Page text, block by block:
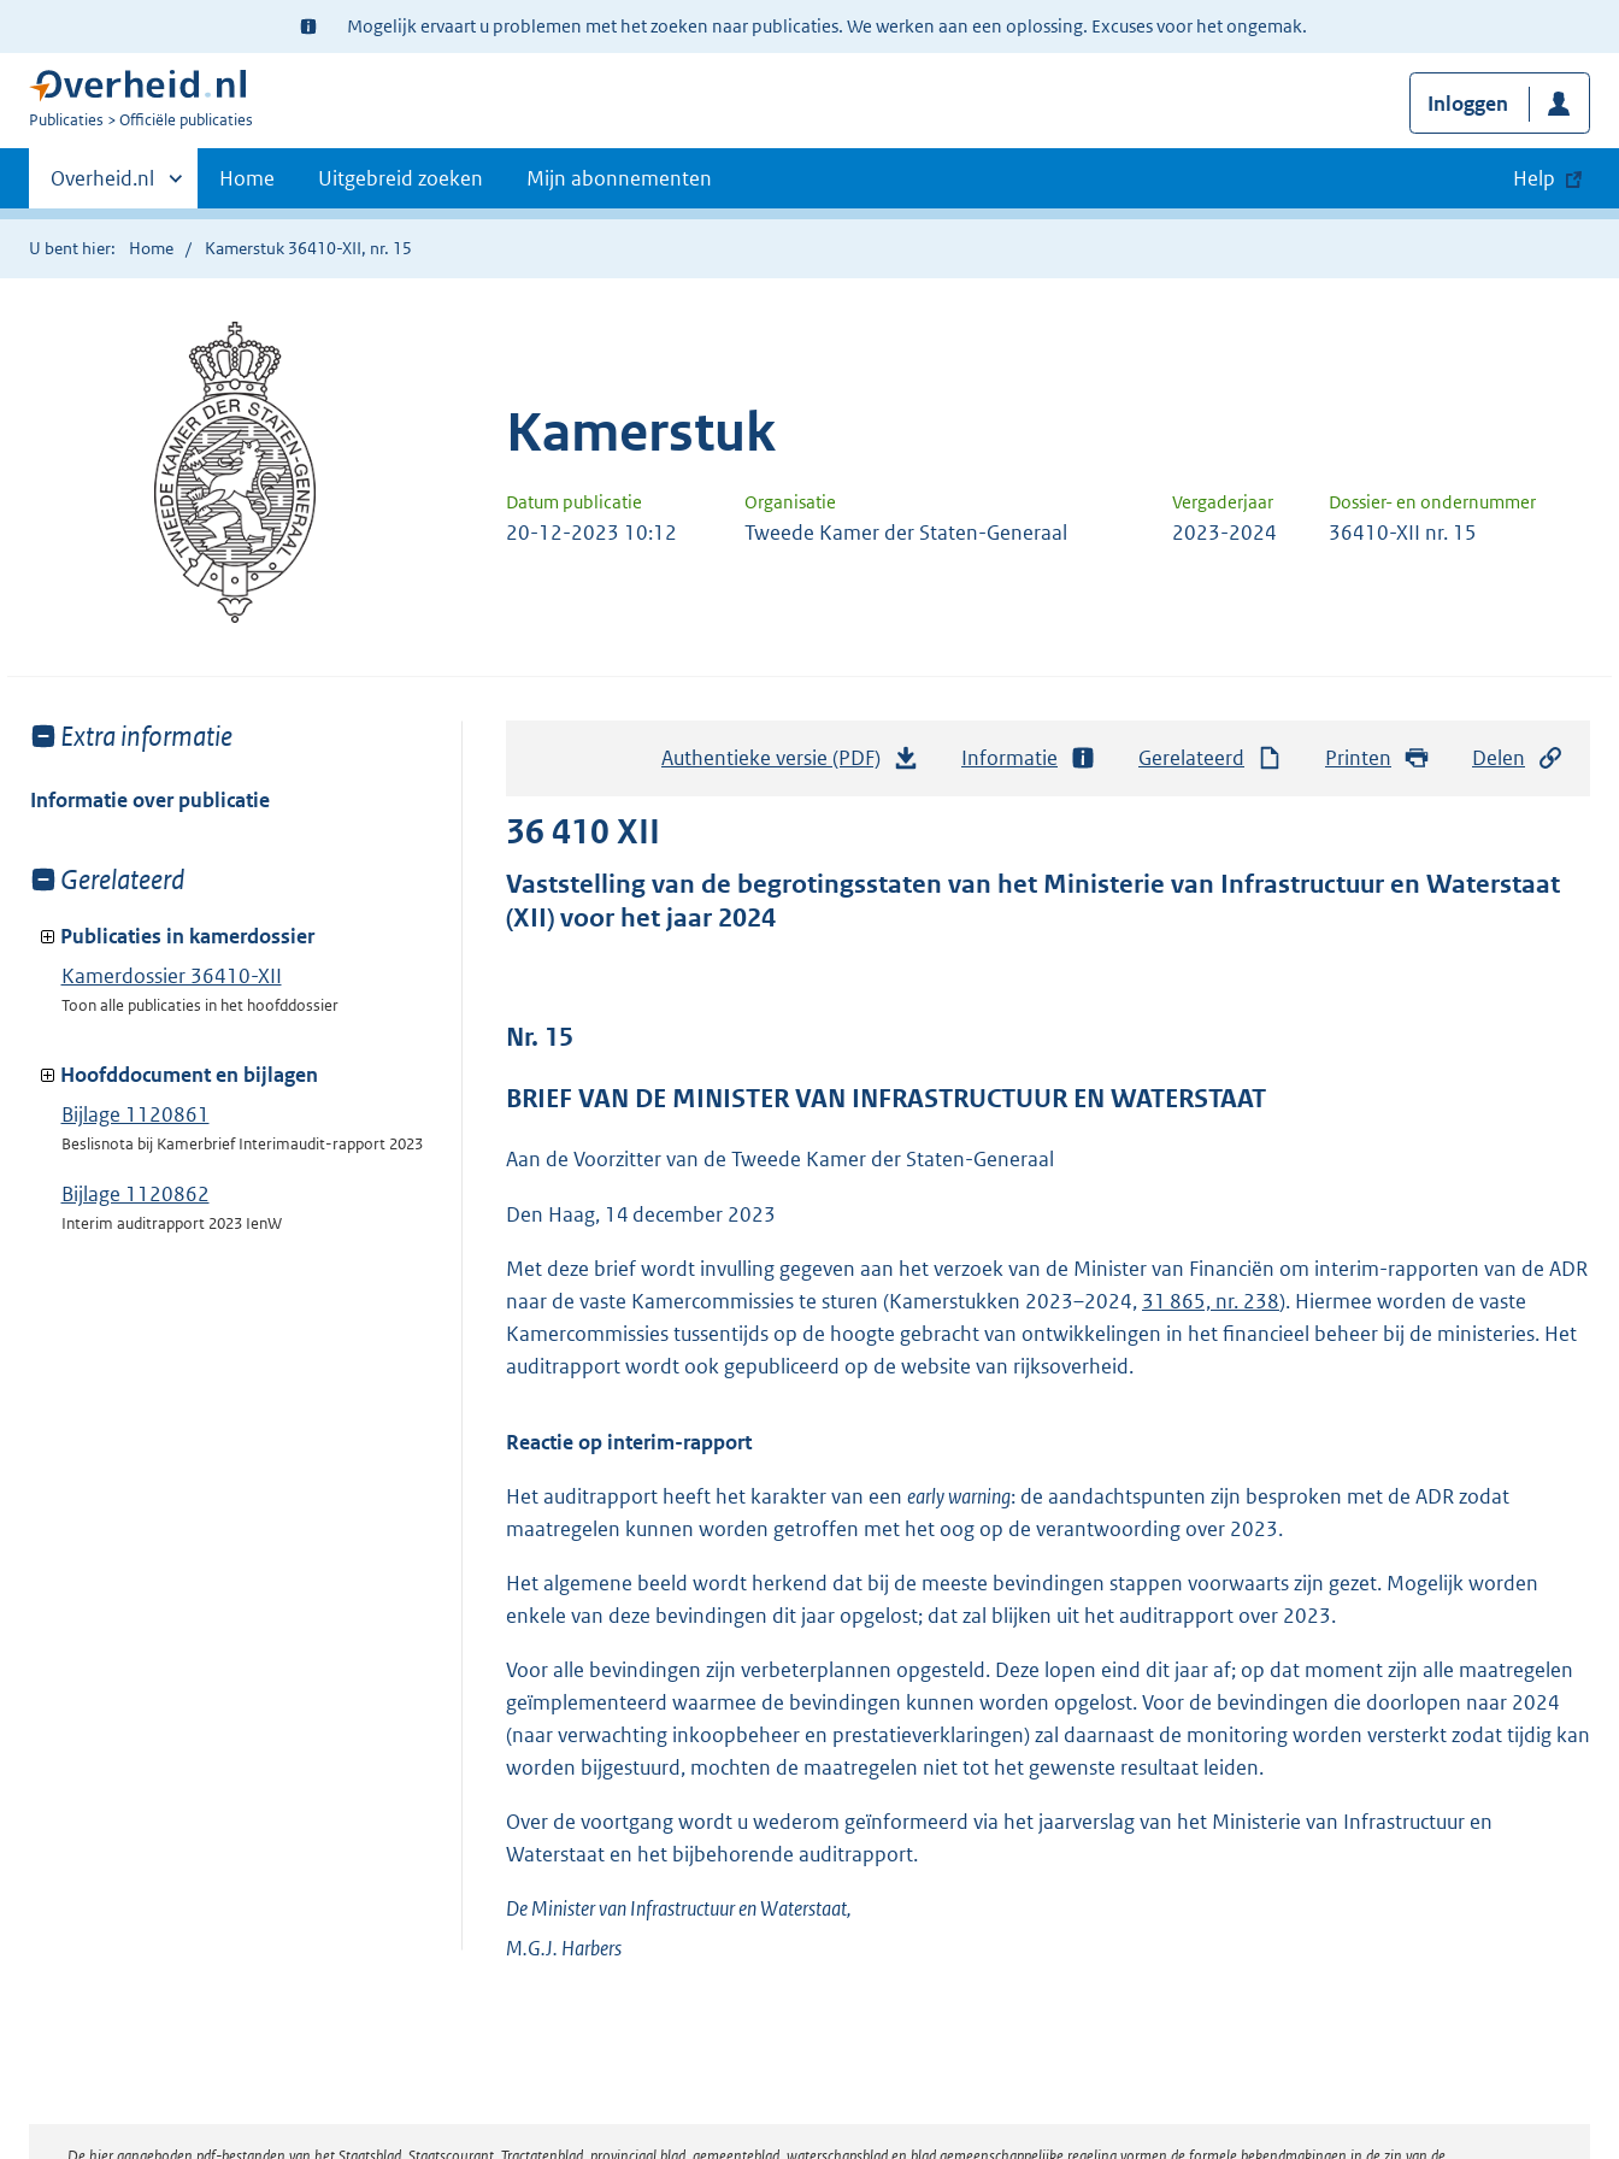
Ter
informatie:
Mogelijk ervaart u problemen met het zoeken naar publicaties. We werken aan een oplossing. Excuses voor het ongemak.
U
Publicaties Officiële publicaties
Inloggen
Primaire
navigatie
Andere
sites
binnen
Overheid.nl Home Uitgebreid zoeken Mijn abonnementen Help
U bent hier: Home Kamerstuk 36410-XII, nr. 15
Kamerstuk
Datum publicatie Organisatie Vergaderjaar Dossier- en ondernummer
20-12-2023 10:12 Tweede Kamer der Staten-Generaal 2023-2024 36410-XII nr. 15
Toon
van:
Extra informatie
Informatie over publicatie
Toon
van:
Gerelateerd
Publicaties in kamerdossier
Kamerdossier 36410-XII
Toon alle publicaties in het hoofddossier
Hoofddocument en bijlagen
Bijlage 1120861
Beslisnota bij Kamerbrief Interimaudit-rapport 2023
Bijlage 1120862
Interim auditrapport 2023 IenW
Authentieke versie (PDF)
a
o
o
t
4
0
K
b
Informatie Gerelateerd Printen Delen
36 410 XII
Vaststelling van de begrotingsstaten van het Ministerie van Infrastructuur en Waterstaat
(XII) voor het jaar 2024
Nr. 15
BRIEF VAN DE MINISTER VAN INFRASTRUCTUUR EN WATERSTAAT
Aan de Voorzitter van de Tweede Kamer der Staten-Generaal
Den Haag, 14 december 2023
Met deze brief wordt invulling gegeven aan het verzoek van de Minister van Financiën om interim-rapporten van de ADR
naar de vaste Kamercommissies te sturen (Kamerstukken 2023–2024, 31 865, nr. 238). Hiermee worden de vaste
Kamercommissies tussentijds op de hoogte gebracht van ontwikkelingen in het financieel beheer bij de ministeries. Het
auditrapport wordt ook gepubliceerd op de website van rijksoverheid.
Reactie op interim-rapport
Het auditrapport heeft het karakter van een early warning: de aandachtspunten zijn besproken met de ADR zodat
maatregelen kunnen worden getroffen met het oog op de verantwoording over 2023.
Het algemene beeld wordt herkend dat bij de meeste bevindingen stappen voorwaarts zijn gezet. Mogelijk worden
enkele van deze bevindingen dit jaar opgelost; dat zal blijken uit het auditrapport over 2023.
Voor alle bevindingen zijn verbeterplannen opgesteld. Deze lopen eind dit jaar af; op dat moment zijn alle maatregelen
geïmplementeerd waarmee de bevindingen kunnen worden opgelost. Voor de bevindingen die doorlopen naar 2024
(naar verwachting inkoopbeheer en prestatieverklaringen) zal daarnaast de monitoring worden versterkt zodat tijdig kan
worden bijgestuurd, mochten de maatregelen niet tot het gewenste resultaat leiden.
Over de voortgang wordt u wederom geïnformeerd via het jaarverslag van het Ministerie van Infrastructuur en
Waterstaat en het bijbehorende auditrapport.
De Minister van Infrastructuur en Waterstaat,
M.G.J. Harbers